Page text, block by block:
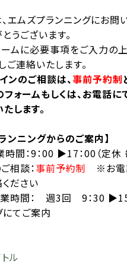
エムズプランニングにお問
うございます。
ムに必要事項をご入力の上
ご連絡いたします。
ンのご相談は、事前予約制
フォームもしくは、お電話
します。
ンニングからのご案内】
間：9：00 ▶︎17：00（定休
相談：事前予約制 ※お電
ださい
業時間： 週3回 9：30
てご案内
ル